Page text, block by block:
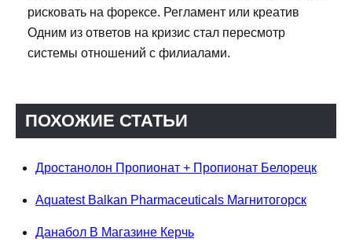
рисковать на форексе. Регламент или креатив
Одним из ответов на кризис стал пересмотр
системы отношений с филиалами.
ПОХОЖИЕ СТАТЬИ
Дростанолон Пропионат + Пропионат Белорецк
Aquatest Balkan Pharmaceuticals Магнитогорск
Данабол В Магазине Керчь